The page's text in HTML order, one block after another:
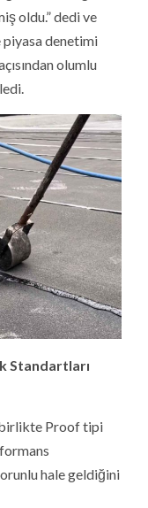
oldu.” dedi ve
piyasa denetimi
olumlu
Standartları
Proof tipi
hale geldiğini